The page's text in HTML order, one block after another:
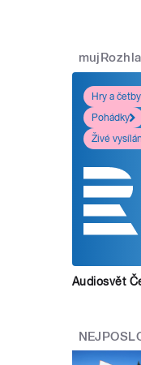
Hry a četby
Pohádky
Živé
Audiosvět